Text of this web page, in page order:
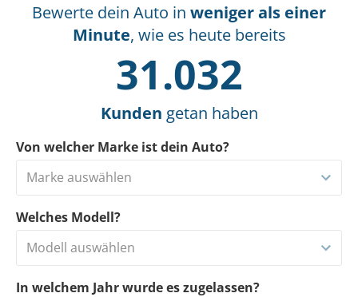
Bewerte dein Auto in weniger als einer
Minute, wie es heute bereits
31.032
Kunden getan haben
Von welcher Marke ist dein Auto?
Marke auswählen
Welches Modell?
Modell auswählen
In welchem Jahr wurde es zugelassen?